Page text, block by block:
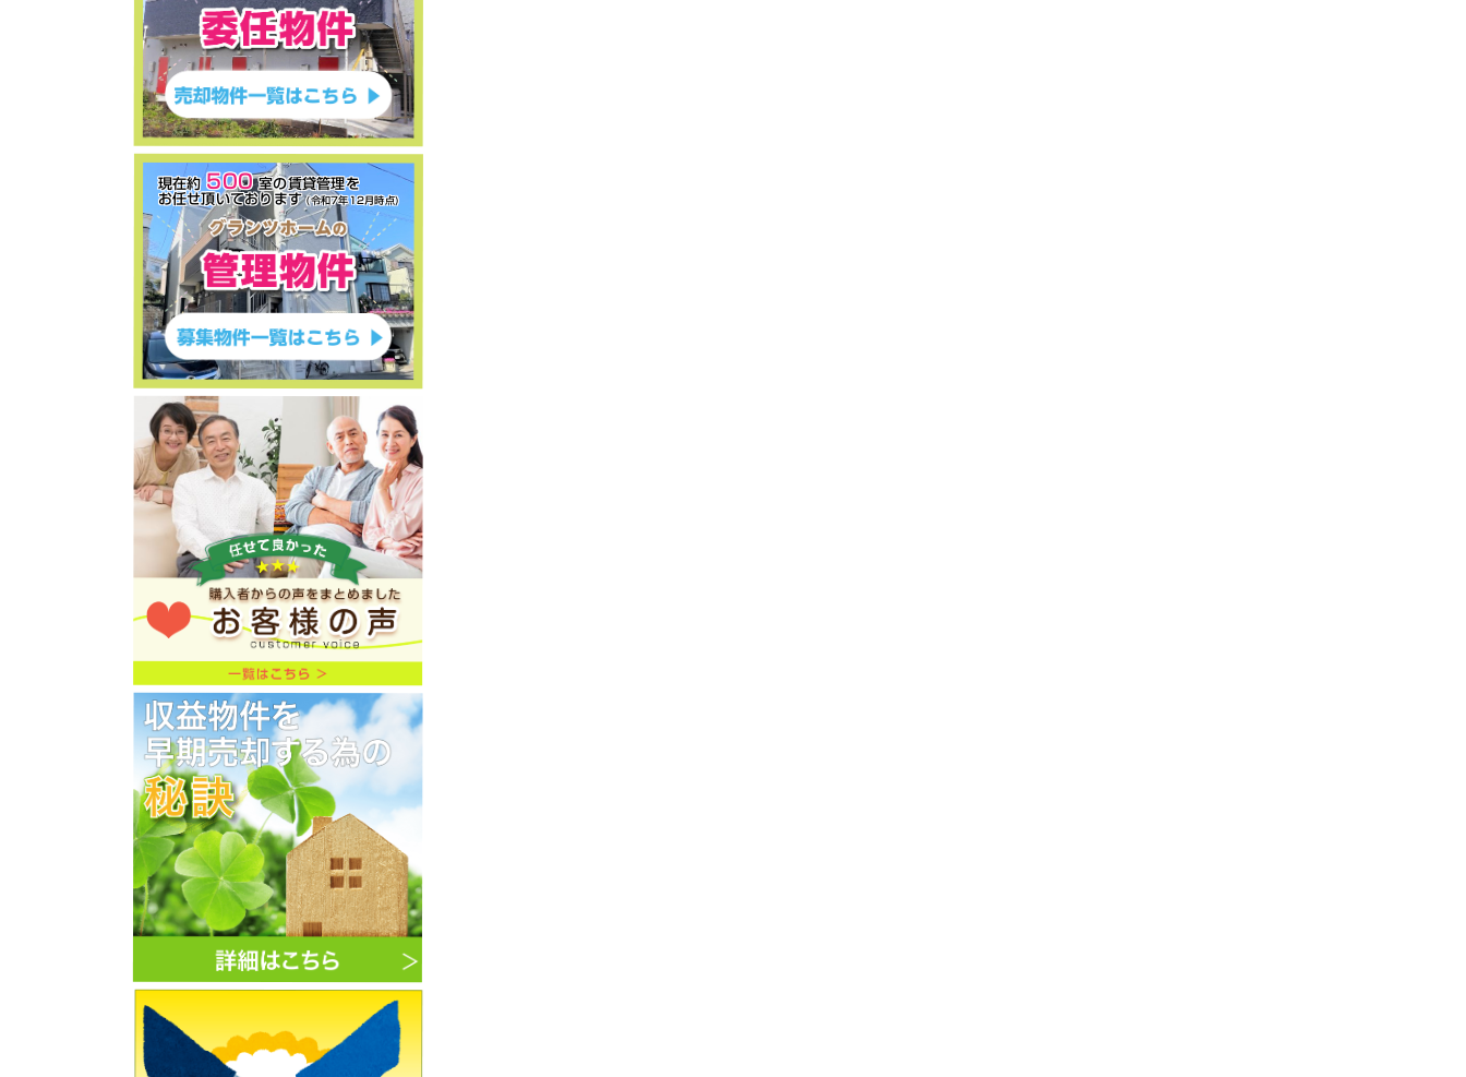
★初公開物件★委任物件★Classy港南
中央★10部屋／満室賃貸中★平成31
年2月築★満室時の月額賃料649,000
円・年額賃料7,788,000円★満室時の
利回り6.77％★神奈川県横浜市港南区
港南5-10-36★1億1,500万円★
ご売却物件募集キャンペーン
2026年7月11日
★お客様の声を追加しました★中古戸建
★東京都町田市山崎町1536-
21★2,780万円★
ご売却物件募集キャンペーン
2026年6月16日
★お客様の声を追加しました★収益中古
アパート★ユナイト上星川ルツェルン★
神奈川県横浜市保土ヶ谷区東川島町21-
43★1億1,980万円★
ご売却物件募集キャンペーン
2026年6月13日
★価格変更★委任物件★収益アパート★
神奈川県横浜市鶴見区下末吉5-8-21-
2★ユナイト鶴見リュクサンブール
★7,210万円→6,800万円★利回り
7.47%→7.92%★
ご売却物件募集キャンペーン
2026年6月9日
★価格変更★委任物件★収益アパート★
神奈川県横浜市保土ヶ谷区桜ヶ丘2-35-
18-2★価格7,800万円→7,600万円
★利回り6.49%→6.66%★
ご売却物件募集キャンペーン
2026年6月8日
★初公開★委任物件★中古戸建★東京都
町田市山崎町1536-21★2,780万円
★リフォーム済★土地151.84㎡
（45.93坪）建物87.17㎡（26.36
坪）★
ご売却物件募集キャンペーン
2026年5月17日
★初公開物件★委任物件★ジュネパレス
淵野辺★6部屋／満室賃貸中★平成元年
3月築★満室時の月額賃料261,000
円・年額賃料3,132,000円★満室時の
利回り7.67％★神奈川県相模原市中央
区淵野辺1-13-15★4,080万円★
2026年5月12日
★初公開物件★委任物件★屛風浦ニース
現在約 500 室の賃貸管理を
お任せ頂いております(令和7年12月時点)